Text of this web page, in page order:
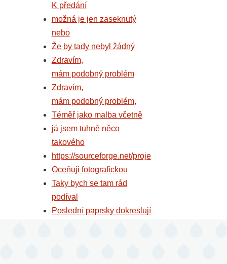
K předání
možná je jen zaseknutý
nebo
Že by tady nebyl žádný
Zdravím,
mám podobný problém
Zdravím,
mám podobný problém,
Téměř jako malba včetně
já jsem tuhně něco
takového
https://sourceforge.net/proje
Oceňuji fotografickou
Taky bych se tam rád
podíval
Poslední paprsky dokreslují